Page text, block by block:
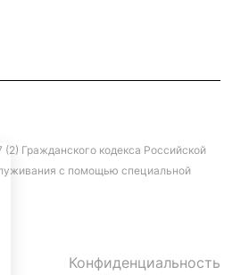
Гражданского кодекса Российской
с помощью специальной
Конфиденциальность